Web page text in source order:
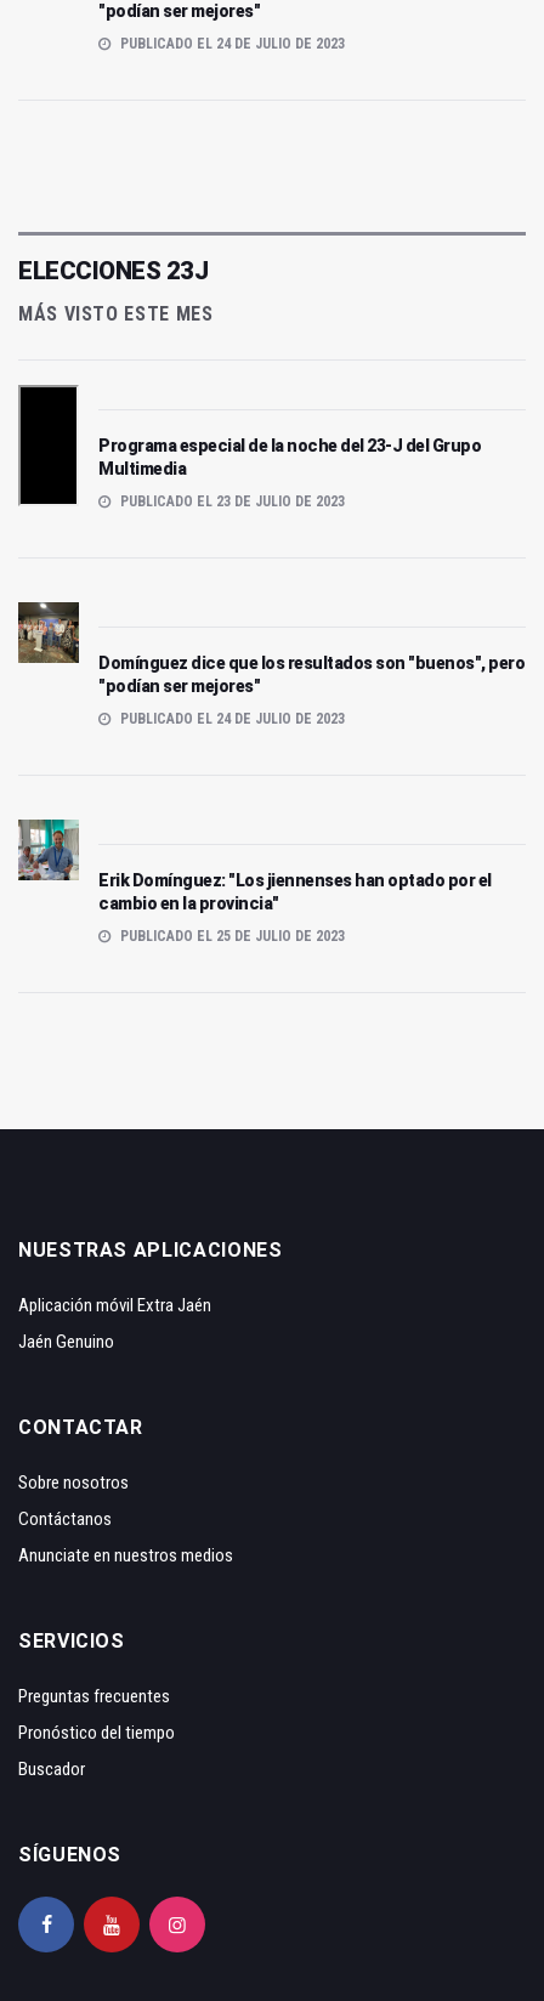
"podían ser mejores"
PUBLICADO EL 24 DE JULIO DE 2023
ELECCIONES 23J
MÁS VISTO ESTE MES
Programa especial de la noche del 23-J del Grupo
Multimedia
PUBLICADO EL 23 DE JULIO DE 2023
Domínguez dice que los resultados son "buenos", pero
"podían ser mejores"
PUBLICADO EL 24 DE JULIO DE 2023
Erik Domínguez: "Los jiennenses han optado por el
cambio en la provincia"
PUBLICADO EL 25 DE JULIO DE 2023
NUESTRAS APLICACIONES
Aplicación móvil Extra Jaén
Jaén Genuino
CONTACTAR
Sobre nosotros
Contáctanos
Anunciate en nuestros medios
SERVICIOS
Preguntas frecuentes
Pronóstico del tiempo
Buscador
SÍGUENOS